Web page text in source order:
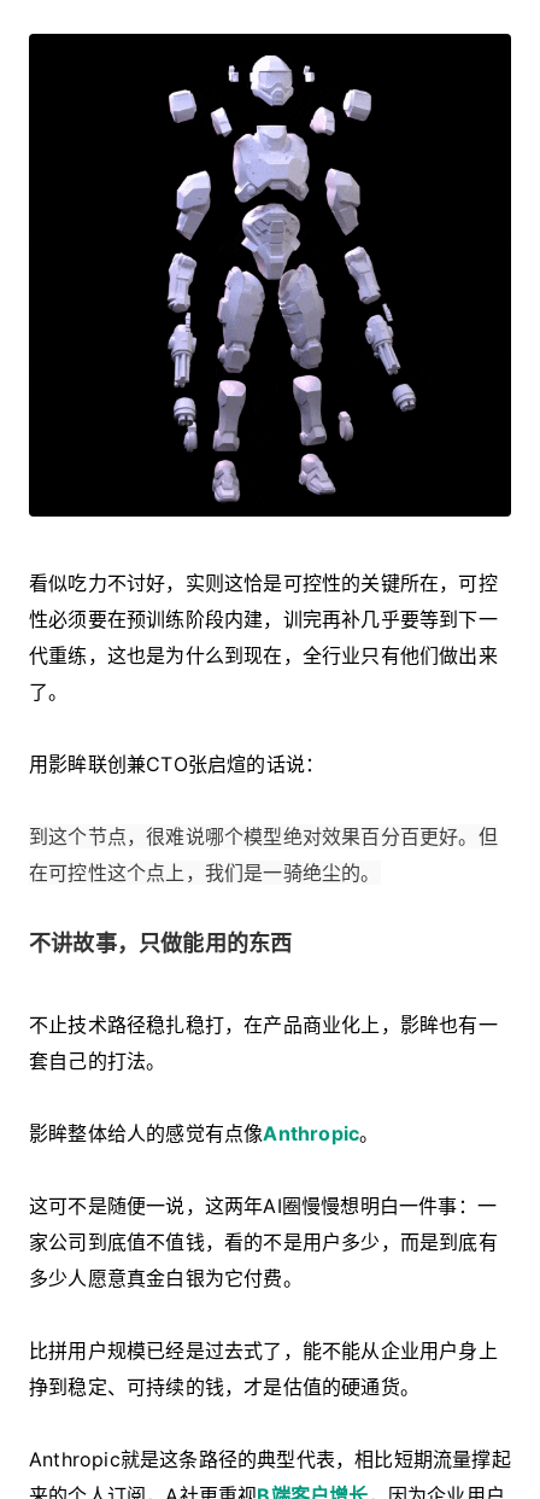
看似吃力不讨好，实则这恰是可控性的关键所在，可控
性必须要在预训练阶段内建，训完再补几乎要等到下一
代重练，这也是为什么到现在，全行业只有他们做出来
了。
用影眸联创兼CTO张启煊的话说：
到这个节点，很难说哪个模型绝对效果百分百更好。但
在可控性这个点上，我们是一骑绝尘的。
不讲故事，只做能用的东西
不止技术路径稳扎稳打，在产品商业化上，影眸也有一
套自己的打法。
影眸整体给人的感觉有点像Anthropic。
这可不是随便一说，这两年AI圈慢慢想明白一件事：一
家公司到底值不值钱，看的不是用户多少，而是到底有
多少人愿意真金白银为它付费。
比拼用户规模已经是过去式了，能不能从企业用户身上
挣到稳定、可持续的钱，才是估值的硬通货。
Anthropic就是这条路径的典型代表，相比短期流量撑起